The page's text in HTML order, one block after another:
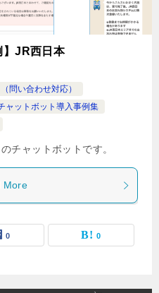
】JR西日本
問い合わせ対応）
ャットボット導入事例集
チャットボットです。
More
0 0